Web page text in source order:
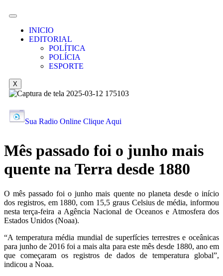
INICIO
EDITORIAL
POLÍTICA
POLÍCIA
ESPORTE
X
Sua Radio Online Clique Aqui
Mês passado foi o junho mais
quente na Terra desde 1880
O mês passado foi o junho mais quente no planeta desde o início
dos registros, em 1880, com 15,5 graus Celsius de média, informou
nesta terça-feira a Agência Nacional de Oceanos e Atmosfera dos
Estados Unidos (Noaa).
“A temperatura média mundial de superfícies terrestres e oceânicas
para junho de 2016 foi a mais alta para este mês desde 1880, ano em
que começaram os registros de dados de temperatura global”,
indicou a Noaa.